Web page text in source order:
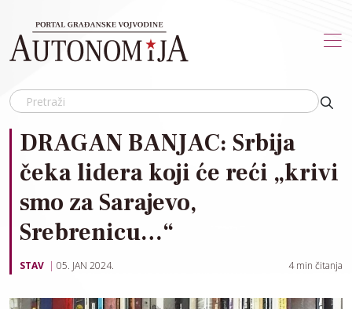
DRAGAN BANJAC: Srbija
čeka lidera koji će reći „krivi
smo za Sarajevo,
Srebrenicu…“
STAV 05. JAN 2024. 4 min čitanja